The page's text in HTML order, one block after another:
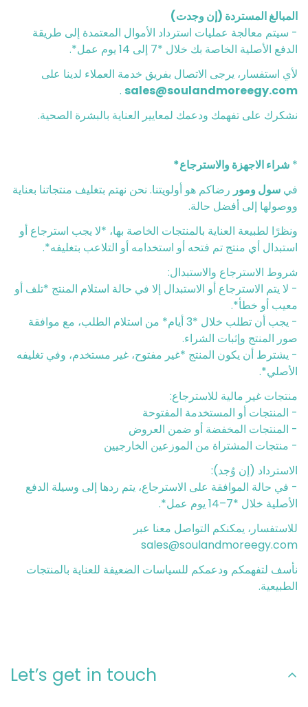
المبالغ المستردة (إن وجدت)
- سيتم معالجة عمليات استرداد الأموال المعتمدة إلى طريقة
الدفع الأصلية الخاصة بك خلال *7 إلى 14 يوم عمل*.
لأي استفسار، يرجى الاتصال بفريق خدمة العملاء لدينا على
sales@soulandmoreegy.com
.
نشكرك على تفهمك ودعمك لمعايير العناية بالبشرة الصحية.
* شراء الاجهزة والاسترجاع*
في سول ومور رضاكم هو أولويتنا. نحن نهتم بتغليف منتجاتنا بعناية
ووصولها إلى أفضل حالة.
ونظرًا لطبيعة العناية بالمنتجات الخاصة بها، *لا يجب استرجاع أو
استبدال أي منتج تم فتحه أو استخدامه أو التلاعب بتغليفه*.
شروط الاسترجاع والاستبدال:
- لا يتم الاسترجاع أو الاستبدال إلا في حالة استلام المنتج *تلف أو
معيب أو خطأ*.
- يجب أن تطلب خلال *3 أيام* من استلام الطلب، مع موافقة
صور المنتج وإثبات الشراء.
- يشترط أن يكون المنتج *غير مفتوح، غير مستخدم، وفي تغليفه
الأصلي*.
منتجات غير مالية للاسترجاع:
- المنتجات أو المستخدمة المفتوحة
- المنتجات المخفضة أو ضمن العروض
- منتجات المشتراة من الموزعين الخارجيين
الاسترداد (إن وُجد):
- في حالة الموافقة على الاسترجاع، يتم ردها إلى وسيلة الدفع
الأصلية خلال *7–14 يوم عمل*.
للاستفسار، يمكنكم التواصل معنا عبر
sales@soulandmoreegy.com
نأسف لتفهمكم ودعمكم للسياسات الضعيفة للعناية بالمنتجات
الطبيعية.
Let’s get in touch